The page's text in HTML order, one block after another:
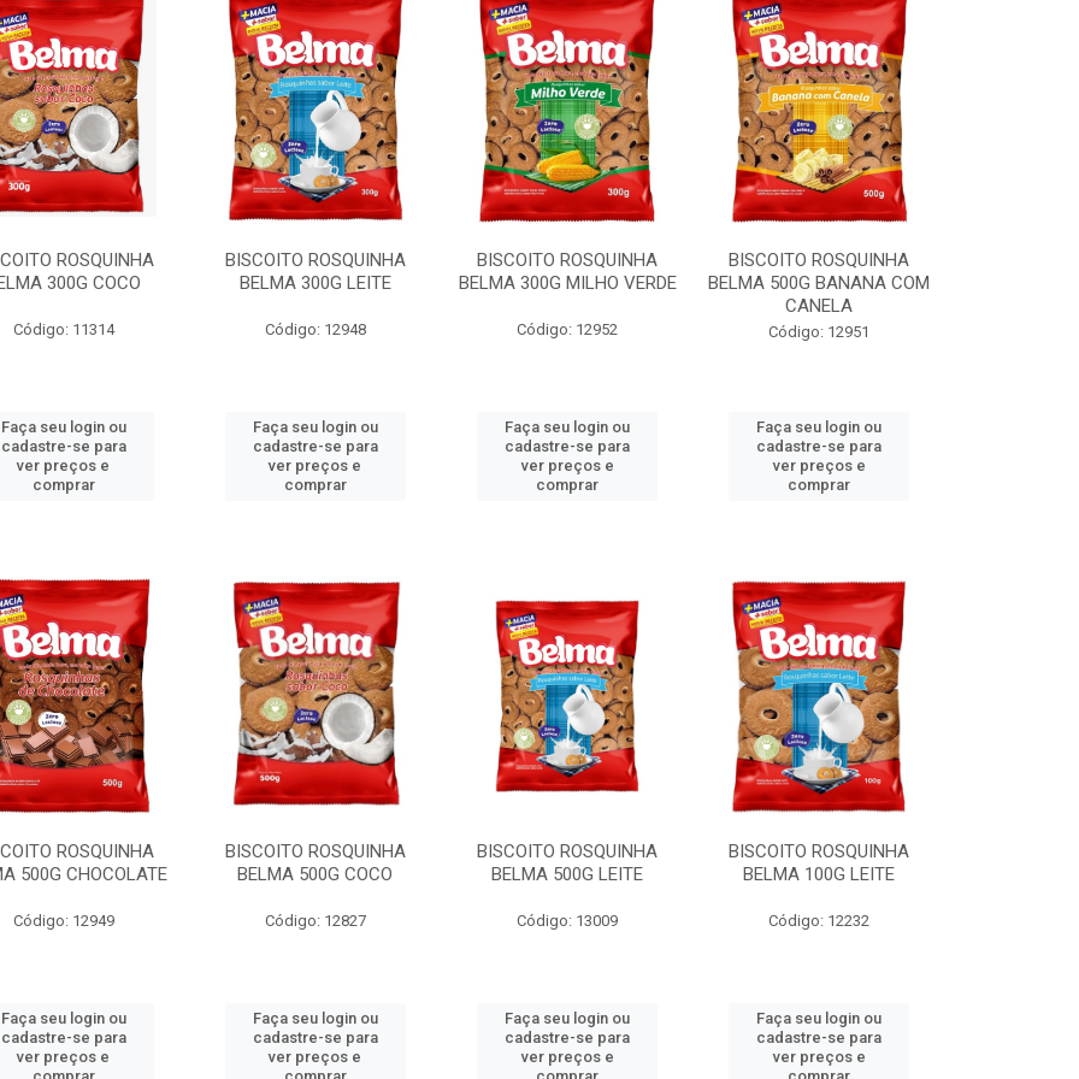
ROSQUINHA
300G COCO
Código: 11314
Faça seu login ou
cadastre-se para
ver preços e
comprar
BISCOITO ROSQUINHA
BELMA 300G LEITE
Código: 12948
Faça seu login ou
cadastre-se para
ver preços e
comprar
BISCOITO ROSQUINHA
BELMA 300G MILHO VERDE
Código: 12952
Faça seu login ou
cadastre-se para
ver preços e
comprar
BISCOITO ROSQUINHA
BELMA 500G BANANA COM
CANELA
Código: 12951
Faça seu login ou
cadastre-se para
ver preços e
comprar
ROSQUINHA
500G CHOCOLATE
Código: 12949
Faça seu login ou
cadastre-se para
ver preços e
BISCOITO ROSQUINHA
BELMA 500G COCO
Código: 12827
Faça seu login ou
cadastre-se para
ver preços e
BISCOITO ROSQUINHA
BELMA 500G LEITE
Código: 13009
Faça seu login ou
cadastre-se para
ver preços e
BISCOITO ROSQUINHA
BELMA 100G LEITE
Código: 12232
Faça seu login ou
cadastre-se para
ver preços e